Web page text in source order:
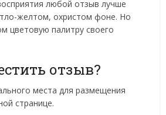
любой отзыв лучше
желтом, охристом фоне. Но
цветовую палитру своего
отзыв?
места для размещения
странице.